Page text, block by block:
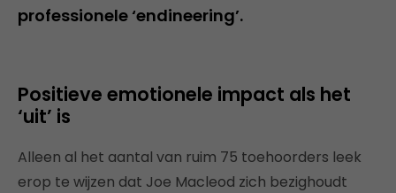
professionele ‘endineering’.
Positieve emotionele impact als het
‘uit’ is
Alleen al het aantal van ruim 75 toehoorders leek
erop te wijzen dat Joe Macleod zich bezighoudt